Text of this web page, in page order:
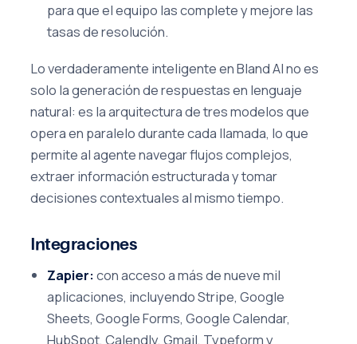
para que el equipo las complete y mejore las
tasas de resolución.
Lo verdaderamente inteligente en Bland AI no es
solo la generación de respuestas en lenguaje
natural: es la arquitectura de tres modelos que
opera en paralelo durante cada llamada, lo que
permite al agente navegar flujos complejos,
extraer información estructurada y tomar
decisiones contextuales al mismo tiempo.
Integraciones
Zapier:con acceso a más de nueve mil
aplicaciones, incluyendo Stripe, Google
Sheets, Google Forms, Google Calendar,
HubSpot, Calendly, Gmail, Typeform y